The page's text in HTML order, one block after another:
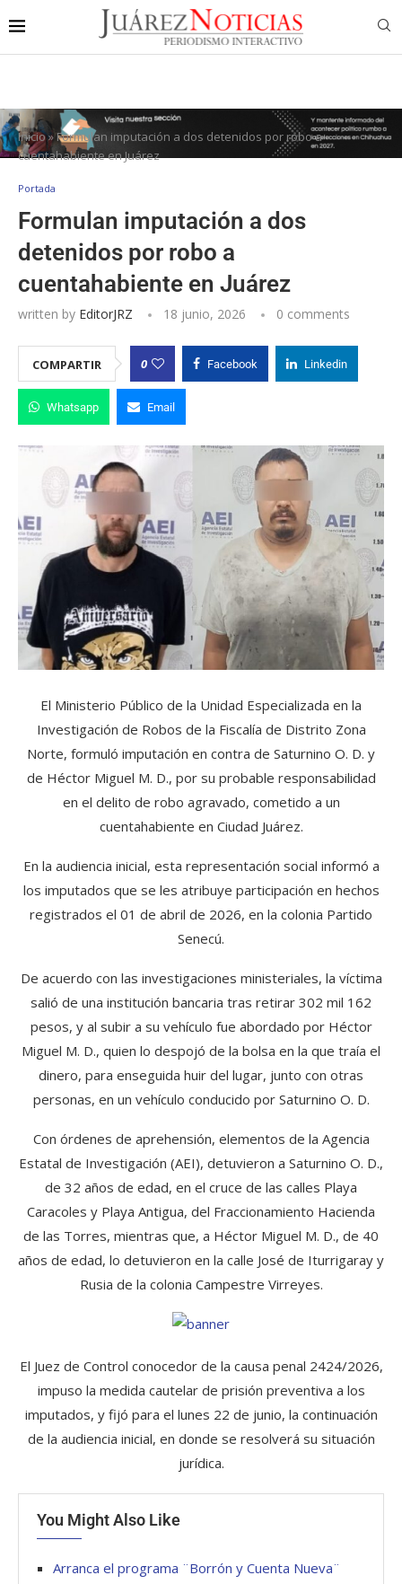
Inicio»Formulan imputación a dos detenidos por robo a
cuentahabiente en Juárez
Portada
Formulan imputación a dos
detenidos por robo a
cuentahabiente en Juárez
written by EditorJRZ 18 junio, 2026 0 comments
COMPARTIR 0 Facebook Linkedin
Whatsapp Email
El Ministerio Público de la Unidad Especializada en la
Investigación de Robos de la Fiscalía de Distrito Zona
Norte, formuló imputación en contra de Saturnino O. D. y
de Héctor Miguel M. D., por su probable responsabilidad
en el delito de robo agravado, cometido a un
cuentahabiente en Ciudad Juárez.
En la audiencia inicial, esta representación social informó a
los imputados que se les atribuye participación en hechos
registrados el 01 de abril de 2026, en la colonia Partido
Senecú.
De acuerdo con las investigaciones ministeriales, la víctima
salió de una institución bancaria tras retirar 302 mil 162
pesos, y al subir a su vehículo fue abordado por Héctor
Miguel M. D., quien lo despojó de la bolsa en la que traía el
dinero, para enseguida huir del lugar, junto con otras
personas, en un vehículo conducido por Saturnino O. D.
Con órdenes de aprehensión, elementos de la Agencia
Estatal de Investigación (AEI), detuvieron a Saturnino O. D.,
de 32 años de edad, en el cruce de las calles Playa
Caracoles y Playa Antigua, del Fraccionamiento Hacienda
de las Torres, mientras que, a Héctor Miguel M. D., de 40
años de edad, lo detuvieron en la calle José de Iturrigaray y
Rusia de la colonia Campestre Virreyes.
El Juez de Control conocedor de la causa penal 2424/2026,
impuso la medida cautelar de prisión preventiva a los
imputados, y fijó para el lunes 22 de junio, la continuación
de la audiencia inicial, en donde se resolverá su situación
jurídica.
You Might Also Like
Arranca el programa ¨Borrón y Cuenta Nueva¨